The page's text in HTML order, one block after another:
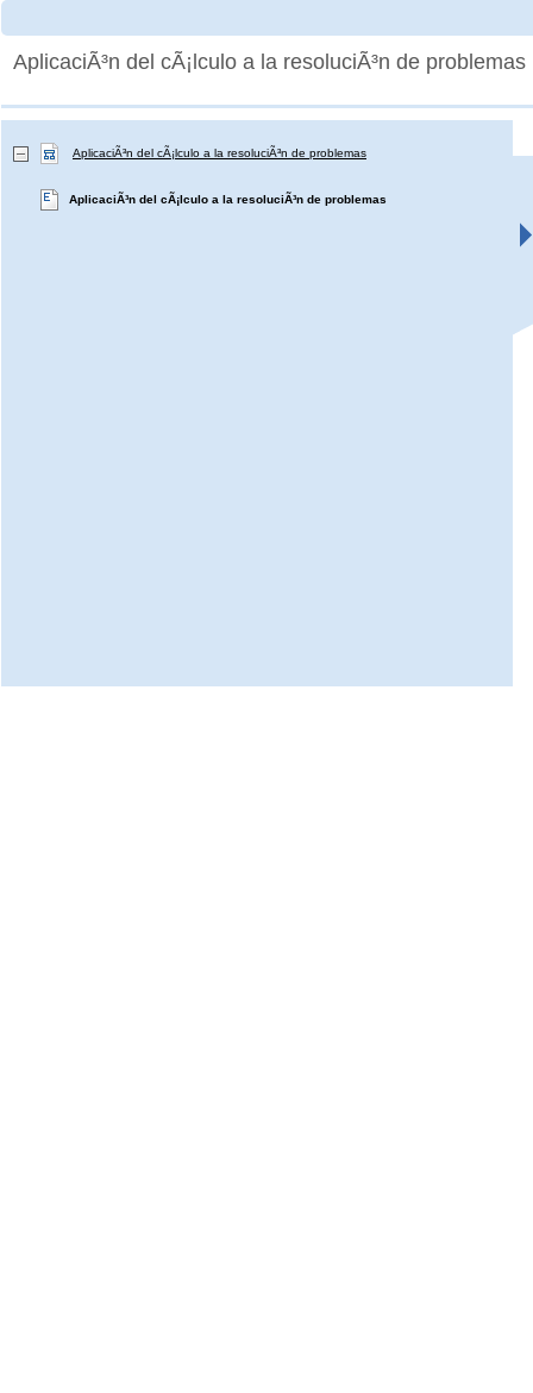
AplicaciÃ³n del cÃ¡lculo a la resoluciÃ³n de problemas
AplicaciÃ³n del cÃ¡lculo a la resoluciÃ³n de problemas
AplicaciÃ³n del cÃ¡lculo a la resoluciÃ³n de problemas